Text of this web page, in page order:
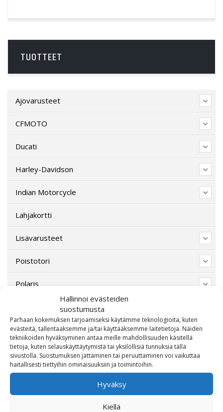
Hallinnoi evästeiden
suostumusta
Parhaan kokemuksen tarjoamiseksi käytämme teknologioita, kuten
evästeitä, tallentaaksemme ja/tai käyttääksemme laitetietoja. Näiden
tekniikoiden hyväksyminen antaa meille mahdollisuuden käsitellä
tietoja, kuten selauskäyttäytymistä tai yksilöllisiä tunnuksia tällä
sivustolla. Suostumuksen jättäminen tai peruuttaminen voi vaikuttaa
haitallisesti tiettyihin ominaisuuksiin ja toimintoihin.
Hyväksy
Kiellä
TUOTTEET
Ajovarusteet
CFMOTO
Ducati
Harley-Davidson
Indian Motorcycle
Lahjakortti
Lisävarusteet
Poistotori
Polaris
SW-Motech
Varaosat/Sekalaiset